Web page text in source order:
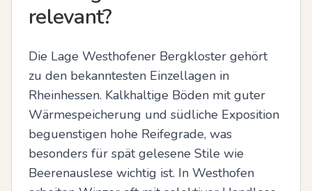
relevant?
Die Lage Westhofener Bergkloster gehört
zu den bekanntesten Einzellagen in
Rheinhessen. Kalkhaltige Böden mit guter
Wärmespeicherung und südliche Exposition
beguenstigen hohe Reifegrade, was
besonders für spät gelesene Stile wie
Beerenauslese wichtig ist. In Westhofen